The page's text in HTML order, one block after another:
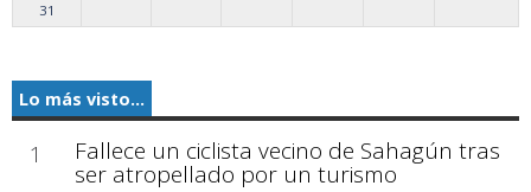
31
Lo más visto...
1 Fallece un ciclista vecino de Sahagún tras
ser atropellado por un turismo